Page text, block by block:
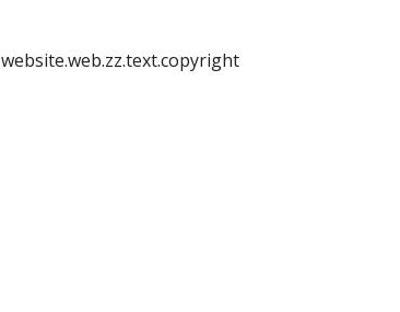
website.web.zz.text.copyright